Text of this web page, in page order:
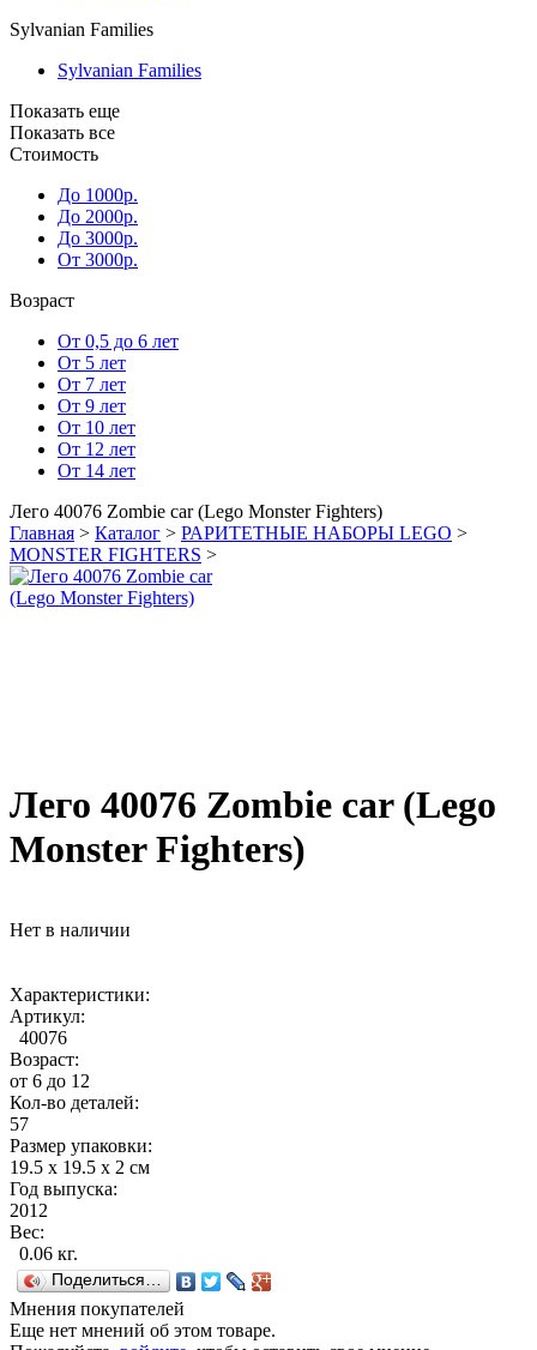
Sylvanian Families
Sylvanian Families
Показать еще
Показать все
Стоимость
До 1000р.
До 2000р.
До 3000р.
От 3000р.
Возраст
От 0,5 до 6 лет
От 5 лет
От 7 лет
От 9 лет
От 10 лет
От 12 лет
От 14 лет
Лего 40076 Zombie car (Lego Monster Fighters)
Главная > Каталог > РАРИТЕТНЫЕ НАБОРЫ LEGO >
MONSTER FIGHTERS >
Лего 40076 Zombie car (Lego
Monster Fighters)
Нет в наличии
Характеристики:
Артикул:
40076
Возраст:
от 6 до 12
Кол-во деталей:
57
Размер упаковки:
19.5 x 19.5 x 2 см
Год выпуска:
2012
Вес:
0.06 кг.
Поделиться…
Мнения покупателей
Еще нет мнений об этом товаре.